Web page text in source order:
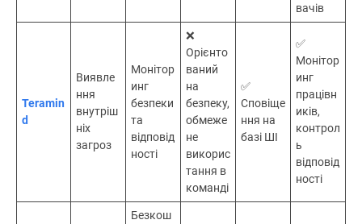
вачів
Teramin
d
Виявле
ння
внутріш
ніх
загроз
Монітор
инг
безпеки
та
відповід
ності
❌
Орієнто
ваний
на
безпеку,
обмеже
не
викорис
тання в
команді
✅
Сповіще
ння на
базі ШІ
✅
Монітор
инг
працівн
иків,
контрол
ь
відповід
ності
Безкош